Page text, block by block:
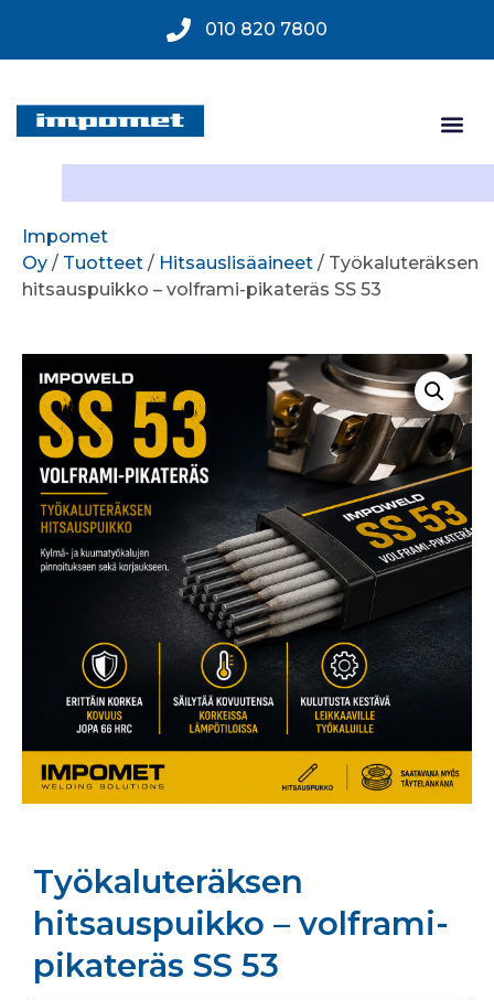
010 820 7800
Impomet
Oy / Tuotteet / Hitsauslisäaineet / Työkaluteräksen
hitsauspuikko – volframi-pikateräs SS 53
Työkaluteräksen
hitsauspuikko – volframi-
pikateräs SS 53